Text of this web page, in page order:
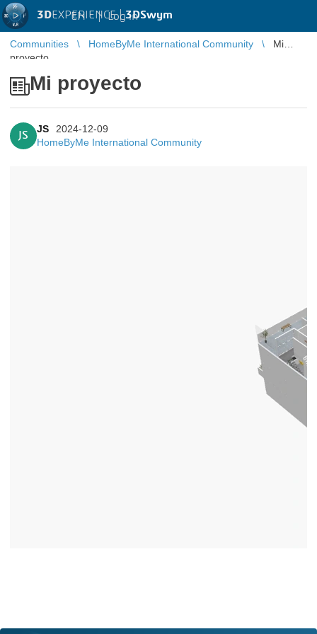
3DEXPERIENCE |3DSwym
EN | Log in
Communities HomeByMe International Community
Mi
proyecto
Mi proyecto
JS
JS
2024-12-09
HomeByMe International Community